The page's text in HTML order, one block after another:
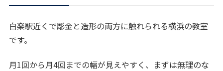
白楽駅近くで彫金と造形の両方に触れられる横浜の教室
です。
月1回から月4回までの幅が見えやすく、まずは無理のな